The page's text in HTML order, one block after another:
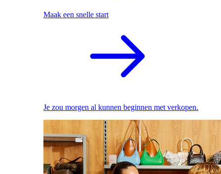
Maak een snelle start
Je zou morgen al kunnen beginnen met verkopen.